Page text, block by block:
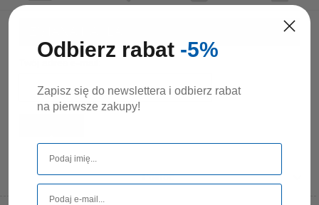
Pomoc
Odbierz rabat -5%
Zapisz się do newslettera i odbierz rabat
na pierwsze zakupy!